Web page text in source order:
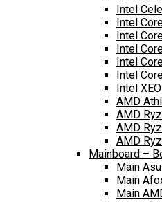
Intel
Intel
Intel
Intel
Intel
Intel
Intel
AMD
AMD
AMD
AMD
Mainboard –
Main
Main
Main